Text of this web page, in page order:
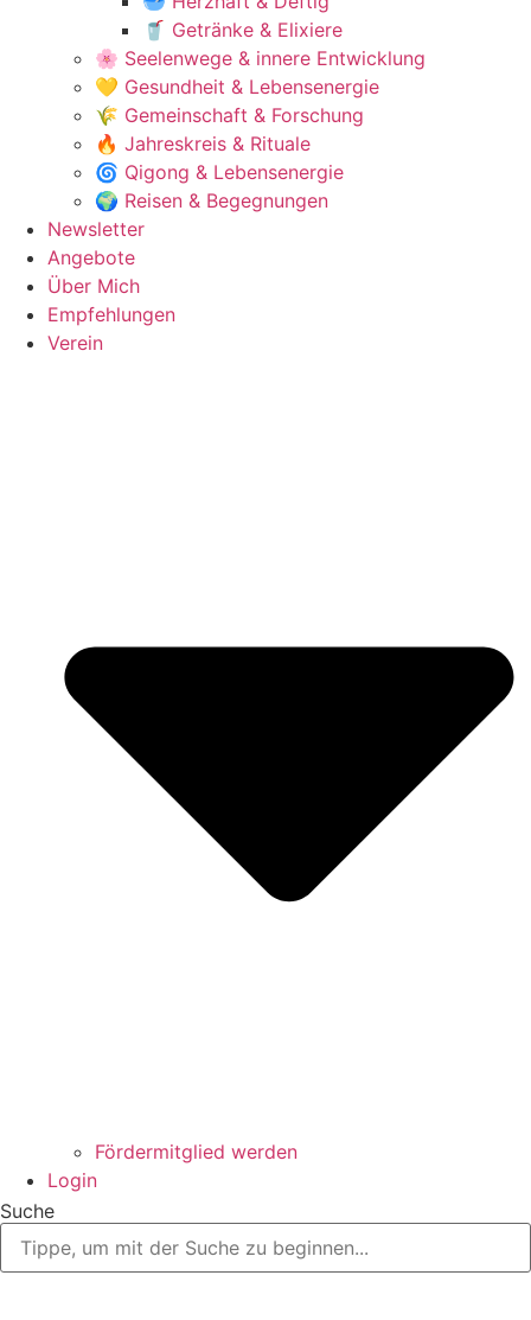
🥤 Getränke & Elixiere
🌸 Seelenwege & innere Entwicklung
💛 Gesundheit & Lebensenergie
🌾 Gemeinschaft & Forschung
🔥 Jahreskreis & Rituale
🌀 Qigong & Lebensenergie
🌍 Reisen & Begegnungen
Newsletter
Angebote
Über Mich
Empfehlungen
Verein
Fördermitglied werden
Login
Suche